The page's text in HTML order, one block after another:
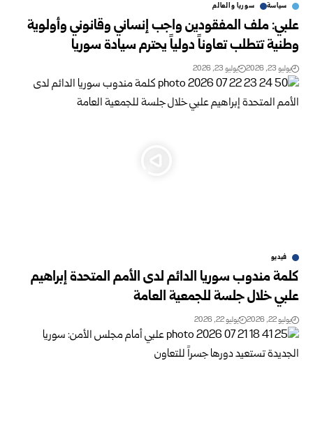
سياسة سوريا والعالم
علبي: ملف المفقودين واجب إنساني وقانوني وأولوية
وطنية تتطلب تعاوناً دولياً يحترم سيادة سوريا
يوليو 23, 2026 يوليو 23, 2026
فيديو
كلمة مندوب سوريا الدائم لدى الأمم المتحدة إبراهيم
علبي خلال جلسة للجمعية العامة
يوليو 22, 2026 يوليو 22, 2026